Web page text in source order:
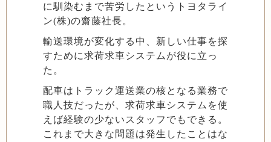
に馴染むまで苦労したというトヨタライ
ン(株)の齋藤社長。
輸送環境が変化する中、新しい仕事を探
すために求荷求車システムが役に立っ
た。
配車はトラック運送業の核となる業務で
職人技だったが、求荷求車システムを使
えば経験の少ないスタッフでもできる。
これまで大きな問題は発生したことはな